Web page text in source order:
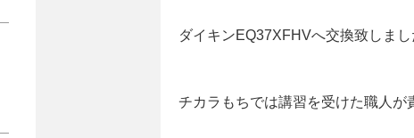
ダイキンEQ37XFHVへ交換致しま
チカラもちでは講習を受けた職人が